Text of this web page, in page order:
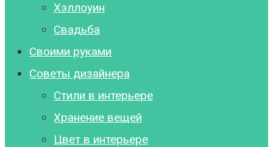
Хэллоуин
Свадьба
Своими руками
Советы дизайнера
Стили в интерьере
Хранение вещей
Цвет в интерьере